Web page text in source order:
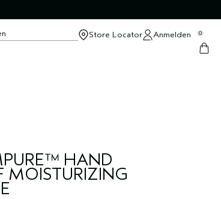
Store Locator Anmelden 0
HAND
MOISTURIZING